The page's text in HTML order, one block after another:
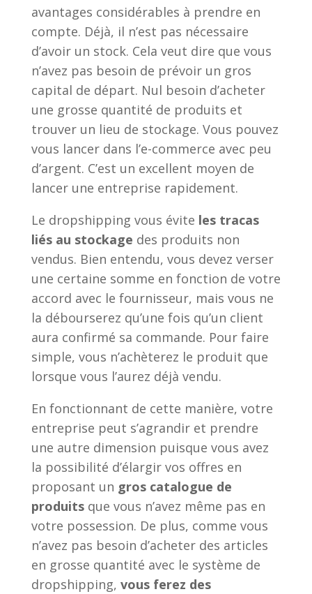
avantages considérables à prendre en
compte. Déjà, il n’est pas nécessaire
d’avoir un stock. Cela veut dire que vous
n’avez pas besoin de prévoir un gros
capital de départ. Nul besoin d’acheter
une grosse quantité de produits et
trouver un lieu de stockage. Vous pouvez
vous lancer dans l’e-commerce avec peu
d’argent. C’est un excellent moyen de
lancer une entreprise rapidement.
Le dropshipping vous évite les tracas
liés au stockage des produits non
vendus. Bien entendu, vous devez verser
une certaine somme en fonction de votre
accord avec le fournisseur, mais vous ne
la débourserez qu’une fois qu’un client
aura confirmé sa commande. Pour faire
simple, vous n’achèterez le produit que
lorsque vous l’aurez déjà vendu.
En fonctionnant de cette manière, votre
entreprise peut s’agrandir et prendre
une autre dimension puisque vous avez
la possibilité d’élargir vos offres en
proposant un gros catalogue de
produitsque vous n’avez même pas en
votre possession. De plus, comme vous
n’avez pas besoin d’acheter des articles
en grosse quantité avec le système de
dropshipping, vous ferez des